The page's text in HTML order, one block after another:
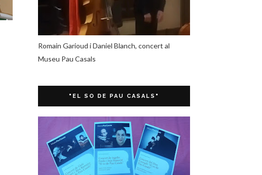
Romain Garioud i Daniel Blanch, concert al
Museu Pau Casals
"EL SO DE PAU CASALS"